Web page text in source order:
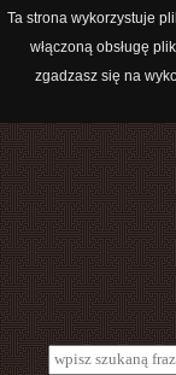
Ta strona wykorzystuje
włączoną obsługę
zgadzasz się na